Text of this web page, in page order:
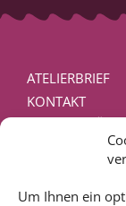
Um Ihnen ein
ATELIERBRIEF
KONTAKT
DISCLAIMER –
DATENSCHUTZ